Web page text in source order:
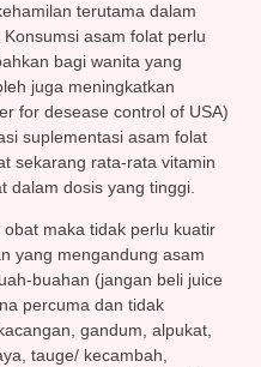
terutama dalam
asam folat perlu
bagi wanita yang
juga meningkatkan
for desease control of USA)
suplementasi asam folat
sekarang rata-rata vitamin
dalam dosis yang tinggi.
maka tidak perlu kuatir
yang mengandung asam
buahan (jangan beli juice
percuma dan tidak
gandum, alpukat,
tauge/ kecambah,